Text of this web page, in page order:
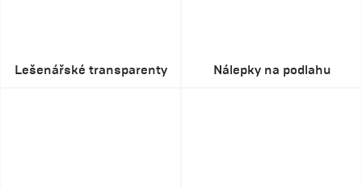
Lešenářské transparenty Nálepky na podlahu